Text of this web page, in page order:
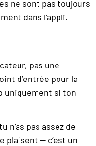
ne sont pas toujours
dans l’appli.
pas une
d’entrée pour la
uniquement si ton
n’as pas assez de
plaisent — c’est un